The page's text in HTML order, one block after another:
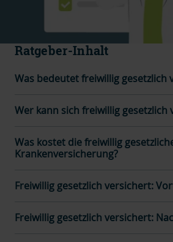
Ratgeber-Inhalt
Was bedeutet freiwillig gesetzlich
Wer kann sich freiwillig gesetzlich
Was kostet die freiwillig
Krankenversicherung?
Freiwillig gesetzlich versichert:
Freiwillig gesetzlich versichert: